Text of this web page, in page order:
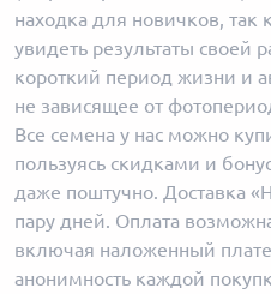
находка для новичков, так
увидеть результаты своей
короткий период жизни и
не зависящее от
Все семена у нас можно
пользуясь скидками и
даже поштучно. Доставка
пару дней. Оплата
включая наложенный
анонимность каждой